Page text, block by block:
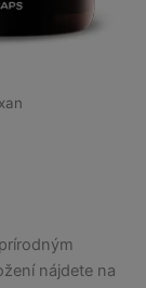
nájdete na